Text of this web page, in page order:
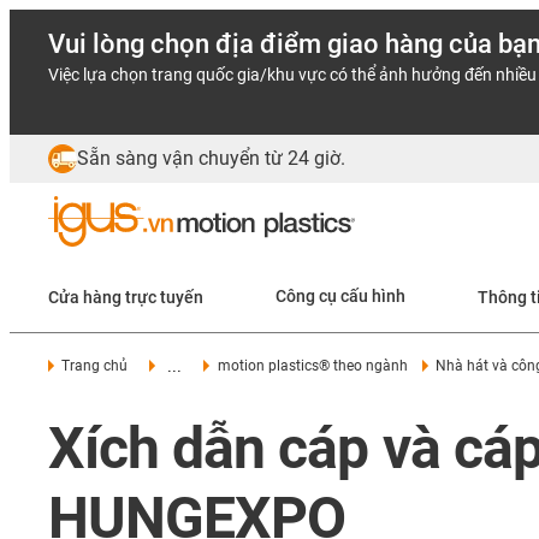
Vui lòng chọn địa điểm giao hàng của
Việc lựa chọn trang quốc gia/khu vực có thể ảnh hưởng đến
Sẵn sàng vận chuyển từ 24 giờ.
Cửa hàng trực tuyến Công cụ cấu hình Thông
Trang chủ motion plastics® theo ngành Nhà hát và
Xích dẫn cáp và
HUNGEXPO